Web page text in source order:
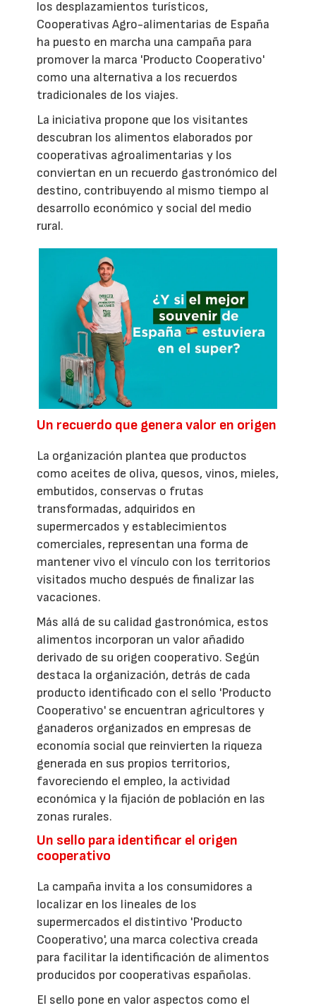
los desplazamientos turísticos,
Cooperativas Agro-alimentarias de España
ha puesto en marcha una campaña para
promover la marca 'Producto Cooperativo'
como una alternativa a los recuerdos
tradicionales de los viajes.
La iniciativa propone que los visitantes
descubran los alimentos elaborados por
cooperativas agroalimentarias y los
conviertan en un recuerdo gastronómico del
destino, contribuyendo al mismo tiempo al
desarrollo económico y social del medio
rural.
Un recuerdo que genera valor en origen
La organización plantea que productos
como aceites de oliva, quesos, vinos, mieles,
embutidos, conservas o frutas
transformadas, adquiridos en
supermercados y establecimientos
comerciales, representan una forma de
mantener vivo el vínculo con los territorios
visitados mucho después de finalizar las
vacaciones.
Más allá de su calidad gastronómica, estos
alimentos incorporan un valor añadido
derivado de su origen cooperativo. Según
destaca la organización, detrás de cada
producto identificado con el sello 'Producto
Cooperativo' se encuentran agricultores y
ganaderos organizados en empresas de
economía social que reinvierten la riqueza
generada en sus propios territorios,
favoreciendo el empleo, la actividad
económica y la fijación de población en las
zonas rurales.
Un sello para identificar el origen
cooperativo
La campaña invita a los consumidores a
localizar en los lineales de los
supermercados el distintivo 'Producto
Cooperativo', una marca colectiva creada
para facilitar la identificación de alimentos
producidos por cooperativas españolas.
El sello pone en valor aspectos como el